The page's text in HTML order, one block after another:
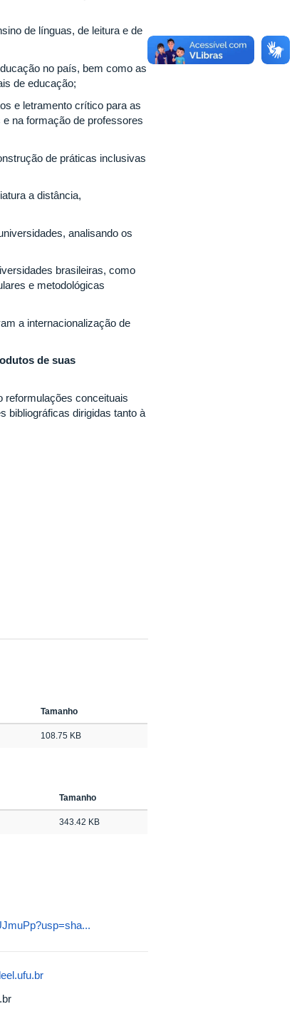
de línguas, de leitura e de
no país, bem como as
de educação;
e letramento crítico para as
na formação de professores
de práticas inclusivas
a distância,
analisando os
brasileiras, como
e metodológicas
a internacionalização de
de suas
reformulações conceituais
bibliográficas dirigidas tanto à
Tamanho
108.75 KB
Tamanho
343.42 KB